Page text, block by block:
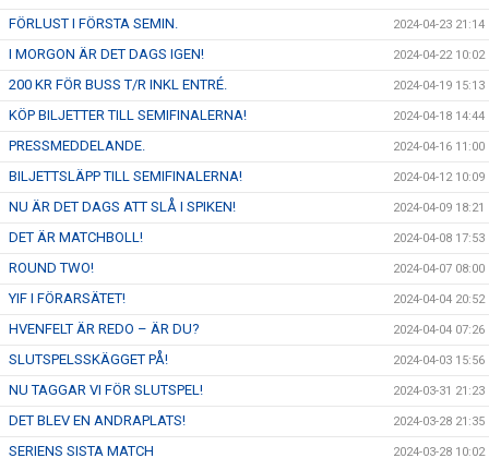
FÖRLUST I FÖRSTA SEMIN. 2024-04-23 21:14
I MORGON ÄR DET DAGS IGEN! 2024-04-22 10:02
200 KR FÖR BUSS T/R INKL ENTRÉ. 2024-04-19 15:13
KÖP BILJETTER TILL SEMIFINALERNA! 2024-04-18 14:44
PRESSMEDDELANDE. 2024-04-16 11:00
BILJETTSLÄPP TILL SEMIFINALERNA! 2024-04-12 10:09
NU ÄR DET DAGS ATT SLÅ I SPIKEN! 2024-04-09 18:21
DET ÄR MATCHBOLL! 2024-04-08 17:53
ROUND TWO! 2024-04-07 08:00
YIF I FÖRARSÄTET! 2024-04-04 20:52
HVENFELT ÄR REDO – ÄR DU? 2024-04-04 07:26
SLUTSPELSSKÄGGET PÅ! 2024-04-03 15:56
NU TAGGAR VI FÖR SLUTSPEL! 2024-03-31 21:23
DET BLEV EN ANDRAPLATS! 2024-03-28 21:35
SERIENS SISTA MATCH 2024-03-28 10:02